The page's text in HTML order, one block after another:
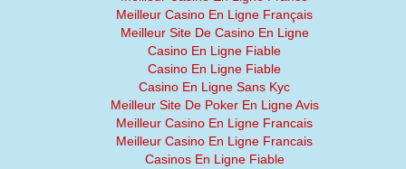
Meilleur Casino En Ligne Français
Meilleur Site De Casino En Ligne
Casino En Ligne Fiable
Casino En Ligne Fiable
Casino En Ligne Sans Kyc
Meilleur Site De Poker En Ligne Avis
Meilleur Casino En Ligne Francais
Meilleur Casino En Ligne Francais
Casinos En Ligne Fiable